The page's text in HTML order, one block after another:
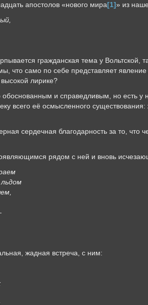
апостолов «нового мира[1]» из
гражданская тема у Вольтской,
что само по себе представляет
лирике?
обоснованным и справедливым, но есть
всего её осмысленного
сердечная благодарность за то, что
рядом с ней и вновь
жадная встреча, с ним: